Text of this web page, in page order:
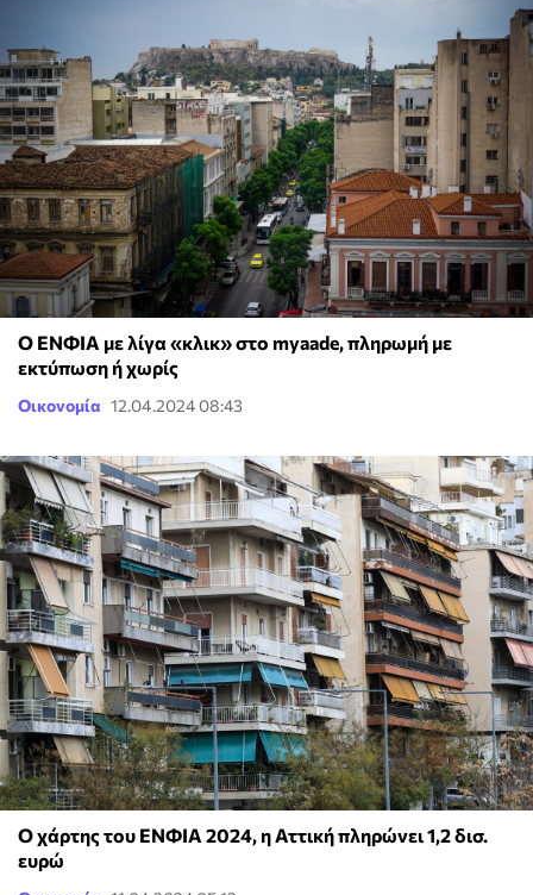
Ο ΕΝΦΙΑ με λίγα «κλικ» στο myaade, πληρωμή με
εκτύπωση ή χωρίς
Οικονομία 12.04.2024 08:43
Ο χάρτης του ΕΝΦΙΑ 2024, η Αττική πληρώνει 1,2 δισ.
ευρώ